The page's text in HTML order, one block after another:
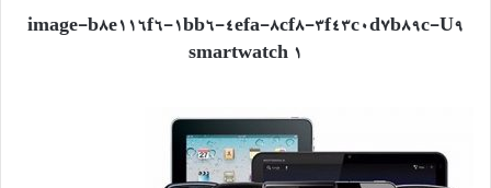
image-b8e116f6-1bb6-4efa-8cf8-3f43c0d7b89c-U9
smartwatch 1